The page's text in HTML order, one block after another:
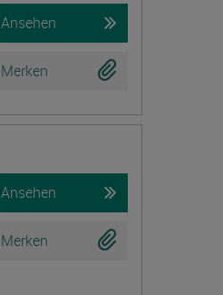
Ansehen
Merken
Ansehen
Merken